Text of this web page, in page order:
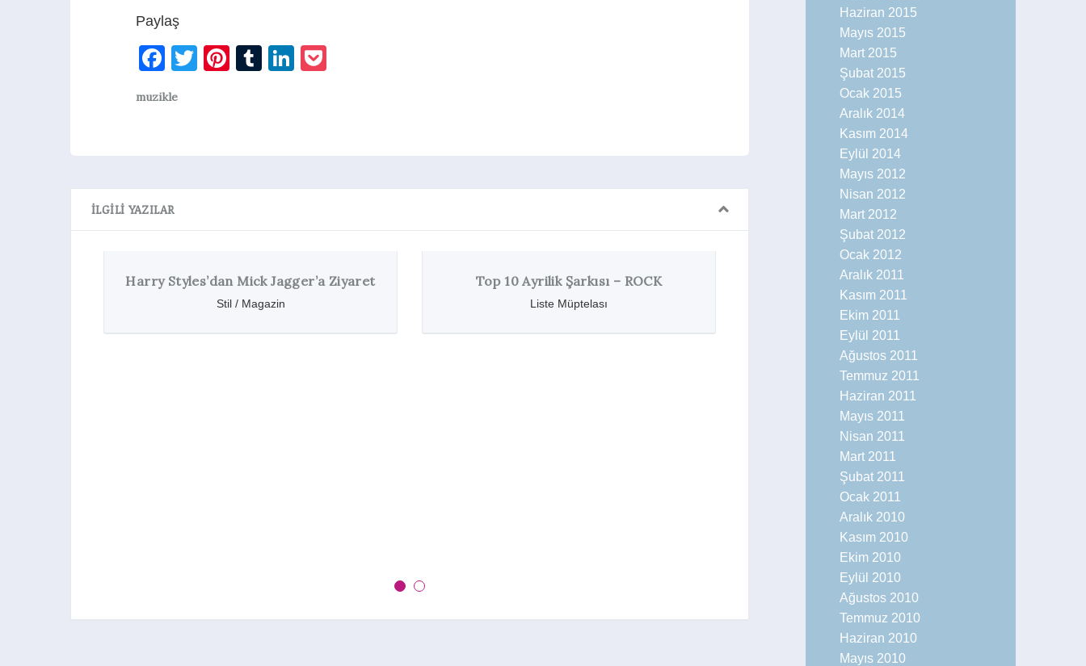
Paylaş
Facebook
Twitter
Pinterest
TumblrLinkedIn
muzikle
İLGILI YAZILAR
Styles’dan Mick Jagger’a Ziyaret Top 10 Ayrilik Şarkısı – ROCK Rock Müzik Tarihinin Altin Yili: 1972
Haziran 2015
Mayıs 2015
Mart 2015
Şubat 2015
Ocak 2015
Aralık 2014
Kasım 2014
Eylül 2014
Mayıs 2012
Nisan 2012
Mart 2012
Şubat 2012
Ocak 2012
Aralık 2011
Kasım 2011
Ekim 2011
Eylül 2011
Ağustos 2011
Temmuz 2011
Haziran 2011
Mayıs 2011
Nisan 2011
Mart 2011
Şubat 2011
Ocak 2011
Aralık 2010
Kasım 2010
Ekim 2010
Eylül 2010
Ağustos 2010
Temmuz 2010
Haziran 2010
Mayıs 2010